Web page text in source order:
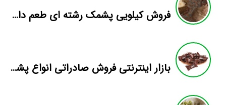
فروش کیلویی پشمک رشته ای طعم دار میوه
بازار اینترنتی فروش صادراتی انواع پشمک الیافی/شکلاتی